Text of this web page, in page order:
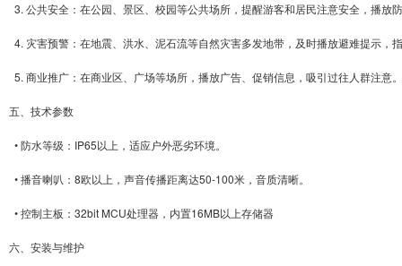
3. 公共安全：在公园、景区、校园等公共场所，提醒游客和居民注意安全，播放
4. 灾害预警：在地震、洪水、泥石流等自然灾害多发地带，及时播放避难提示，
5. 商业推广：在商业区、广场等场所，播放广告、促销信息，吸引过往人群注意。
五、技术参数
• 防水等级：IP65以上，适应户外恶劣环境。
• 播音喇叭：8欧以上，声音传播距离达50-100米，音质清晰。
• 控制主板：32bit MCU处理器，内置16MB以上存储器
六、安装与维护